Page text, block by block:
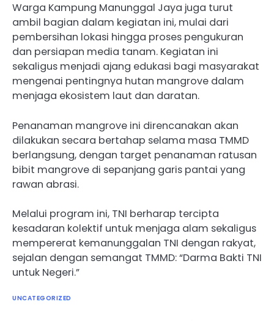
Warga Kampung Manunggal Jaya juga turut
ambil bagian dalam kegiatan ini, mulai dari
pembersihan lokasi hingga proses pengukuran
dan persiapan media tanam. Kegiatan ini
sekaligus menjadi ajang edukasi bagi masyarakat
mengenai pentingnya hutan mangrove dalam
menjaga ekosistem laut dan daratan.
Penanaman mangrove ini direncanakan akan
dilakukan secara bertahap selama masa TMMD
berlangsung, dengan target penanaman ratusan
bibit mangrove di sepanjang garis pantai yang
rawan abrasi.
Melalui program ini, TNI berharap tercipta
kesadaran kolektif untuk menjaga alam sekaligus
mempererat kemanunggalan TNI dengan rakyat,
sejalan dengan semangat TMMD: “Darma Bakti TNI
untuk Negeri.”
UNCATEGORIZED